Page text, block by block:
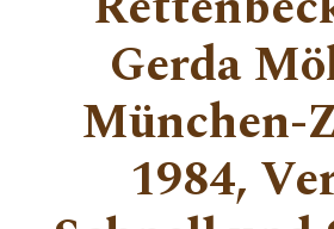
Gerda
München-
1984,